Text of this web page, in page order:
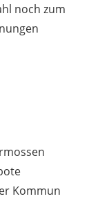
noch zum
Kommun